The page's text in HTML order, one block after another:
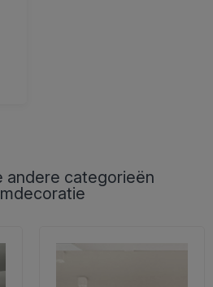
andere categorieën